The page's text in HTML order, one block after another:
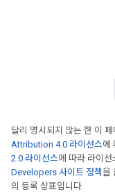
달리 명시되지 않는 한 이
Attribution 4.0 라이선스에
2.0 라이선스에 따라 라이
Developers 사이트 정책을
의 등록 상표입니다.